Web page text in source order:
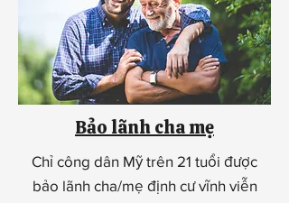
Bảo lãnh cha mẹ
Chỉ công dân Mỹ trên 21 tuổi được
bảo lãnh cha/mẹ định cư vĩnh viễn